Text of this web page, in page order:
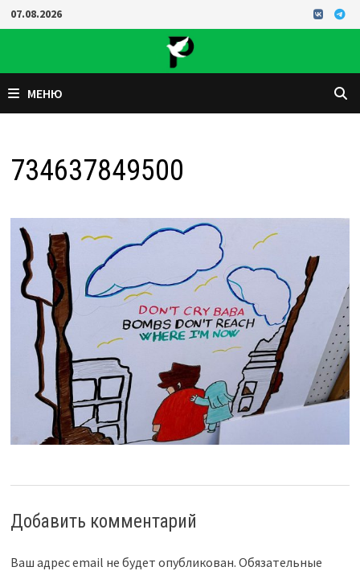
Перейти
к
07.08.2026
МЕНЮ
734637849500
Добавить комментарий
Ваш адрес email не будет опубликован. Обязательные